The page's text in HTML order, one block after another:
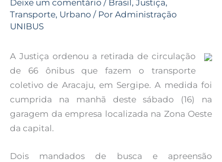
Deixe um comentário / Brasil, Justiça,
Transporte, Urbano / Por Administração
UNIBUS
A Justiça ordenou a retirada de circulação
de 66 ônibus que fazem o transporte
coletivo de Aracaju, em Sergipe. A medida foi
cumprida na manhã deste sábado (16) na
garagem da empresa localizada na Zona Oeste
da capital.
Dois mandados de busca e apreensão